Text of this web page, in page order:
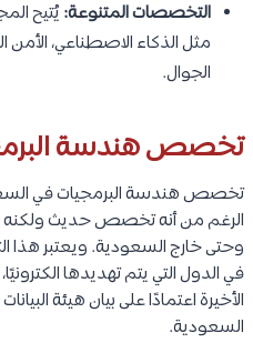
التخصصات المتنوعة: يُتيح
مثل الذكاء الاصطناعي، الأمن
الجوال.
تخصص هندسة
تخصص هندسة البرمجيات في
الرغم من أنه تخصص حديث
وحتى خارج السعودية. ويعتبر
في الدول التي يتم تهديدها
الأخيرة اعتمادًا على بيان هيئة
السعودية.